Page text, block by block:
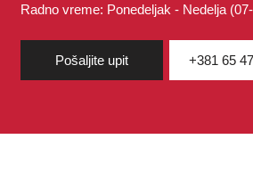
Radno vreme: Ponedeljak - Nedelja
Pošaljite upit +381 65